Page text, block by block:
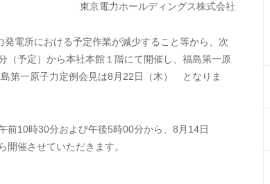
東京電力ホールディングス株式会社
電所における予定作業が減少すること等から、次
（予定）から本社本館１階にて開催し、福島第一原
第一原子力定例会見は8月22日（木） となりま
10時30分および午後5時00分から、8月14日
開催させていただきます。